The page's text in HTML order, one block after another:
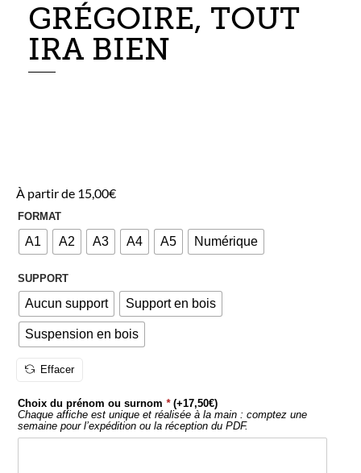
GRÉGOIRE, TOUT
IRA BIEN
À partir de 15,00€
FORMAT
A1 A2 A3 A4 A5 Numérique
SUPPORT
Aucun support Support en bois
Suspension en bois
Choix du prénom ou surnom *(+17,50€)
Chaque affiche est unique et réalisée à la main : comptez une
semaine pour l’expédition ou la réception du PDF.